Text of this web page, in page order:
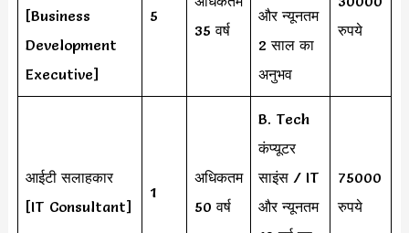
[Business
Development
Executive]
5
35 वर्ष
और न्यूनतम
2 साल का
अनुभव
रुपये
आईटी सलाहकार
[IT Consultant]
1
अधिकतम
50 वर्ष
B. Tech
कंप्यूटर
साइंस / IT
और न्यूनतम
75000
रुपये